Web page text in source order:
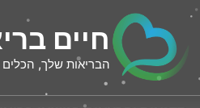
חיים
הבריאות שלך, הכלים